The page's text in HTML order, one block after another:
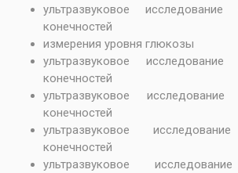
ультразвуковое
конечностей
измерения уровня глюкозы
ультразвуковое исследование
конечностей
ультразвуковое
конечностей
ультразвуковое
конечностей
ультразвуковое